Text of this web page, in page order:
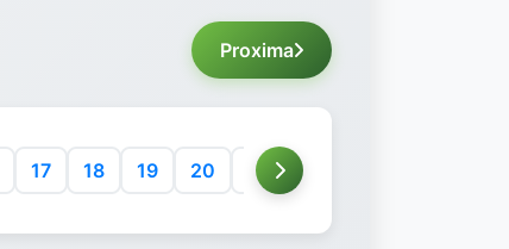
Proxima
17 18 19 20 21 22